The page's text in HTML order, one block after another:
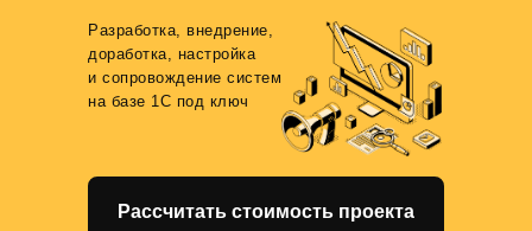
Разработка, внедрение,
доработка, настройка
и сопровождение систем
на базе 1С под ключ
Рассчитать стоимость проекта